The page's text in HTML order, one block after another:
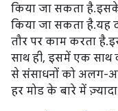
किया जा सकता है.
किया जा सकता है. यह
तौर पर काम करता है.
साथ ही, इसमें एक
से संसाधनों को अलग-
हर मोड के बारे में